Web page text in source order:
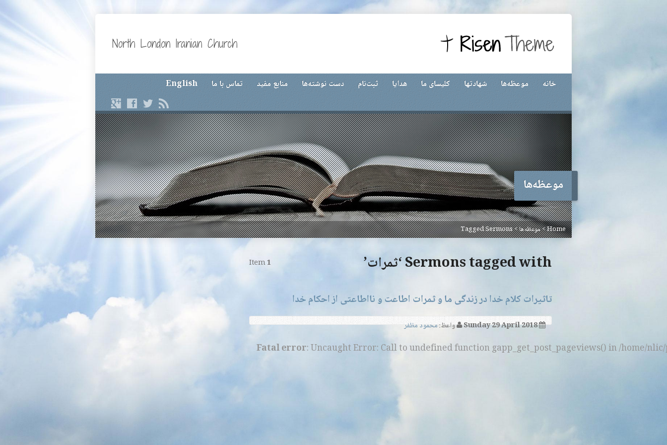
North London Iranian Church
خانه موعظه‌ها شهادتها کلیسای ما هدایا ثبت‌نام دست نوشته‌ها منابع مفید تماس با ما English
موعظه‌ها
Home
>موعظه‌ها>
Tagged Sermons
Sermons tagged with ‘ثمرات’ 1
تاثیرات کلام خدا در زندگی ما و ثمرات اطاعت و نااطاعتی از احکام خدا
Sunday 29 April 2018 واعظ:محمود مظفر
Fatal error: Uncaught Error: Call to undefined function gapp_get_post_pageviews() in /